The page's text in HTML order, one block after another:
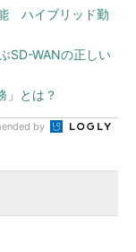
ハイブリッド勤
SD-WANの正しい
」とは？
by